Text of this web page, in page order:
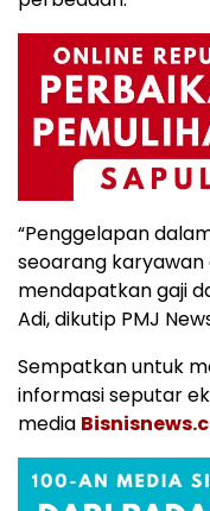
“Penggelapan
seoarang
mendapatkan gaji
Adi, dikutip PMJ
Sempatkan untuk
informasi seputar
media